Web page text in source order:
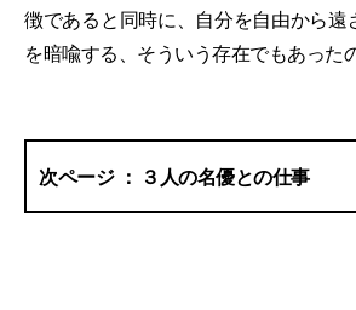
徴であると同時に、自分を自由から遠
を暗喩する、そういう存在でもあった
３人の名優との仕事